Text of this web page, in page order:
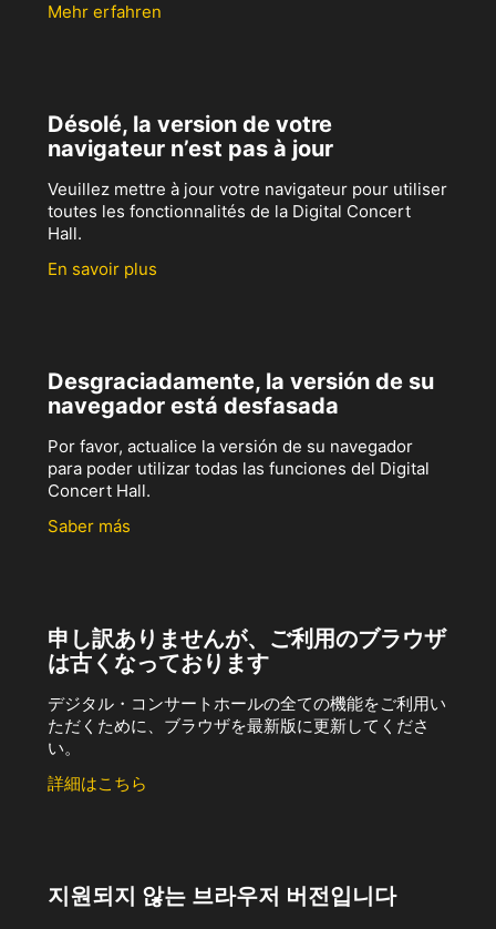
Mehr erfahren
Désolé, la version de votre
navigateur n’est pas à jour
Veuillez mettre à jour votre navigateur pour utiliser
toutes les fonctionnalités de la Digital Concert
Hall.
En savoir plus
Desgraciadamente, la versión de su
navegador está desfasada
Por favor, actualice la versión de su navegador
para poder utilizar todas las funciones del Digital
Concert Hall.
Saber más
申し訳ありませんが、ご利用のブラウザ
は古くなっております
デジタル・コンサートホールの全ての機能をご利用い
ただくために、ブラウザを最新版に更新してくださ
い。
詳細はこちら
지원되지 않는 브라우저 버전입니다